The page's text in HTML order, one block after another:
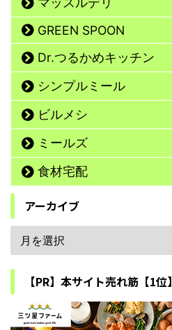
GREEN SPOON
Dr.つるかめキッチン
シンプルミール
ビルメシ
ミールズ
食材宅配
アーカイブ
【PR】本サイト売れ筋【1位】